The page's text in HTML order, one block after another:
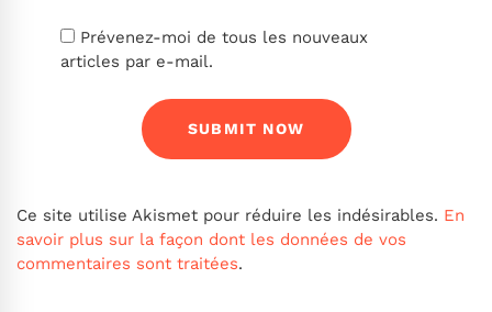
Prévenez-moi de tous les nouveaux
articles par e-mail.
Ce site utilise Akismet pour réduire les indésirables. En
savoir plus sur la façon dont les données de vos
commentaires sont traitées.